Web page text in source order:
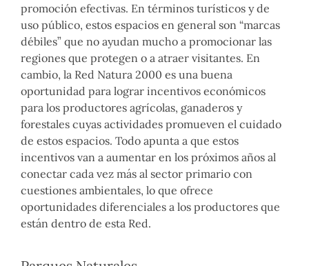
promoción efectivas. En términos turísticos y de
uso público, estos espacios en general son “marcas
débiles” que no ayudan mucho a promocionar las
regiones que protegen o a atraer visitantes. En
cambio, la Red Natura 2000 es una buena
oportunidad para lograr incentivos económicos
para los productores agrícolas, ganaderos y
forestales cuyas actividades promueven el cuidado
de estos espacios. Todo apunta a que estos
incentivos van a aumentar en los próximos años al
conectar cada vez más al sector primario con
cuestiones ambientales, lo que ofrece
oportunidades diferenciales a los productores que
están dentro de esta Red.